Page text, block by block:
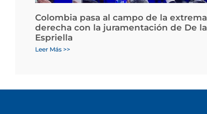
Colombia pasa al campo de la extrema
derecha con la juramentación de De la
Espriella
Leer Más >>